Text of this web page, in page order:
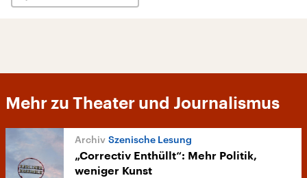
Mehr zu Theater und Journalismus
Szenische Lesung
„Correctiv Enthüllt“: Mehr Politik,
weniger Kunst